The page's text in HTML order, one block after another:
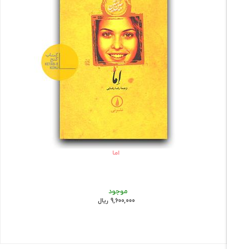
اما
موجود
9,600,000 ریال